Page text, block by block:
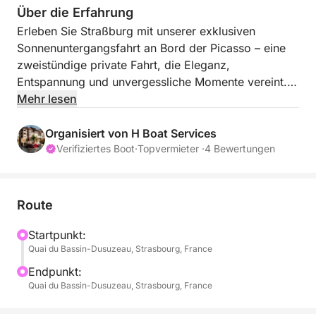
Über die Erfahrung
Erleben Sie Straßburg mit unserer exklusiven
Sonnenuntergangsfahrt an Bord der Picasso – eine
zweistündige private Fahrt, die Eleganz,
Entspannung und unvergessliche Momente vereint.
Sie Straßburg in seinem schönsten Licht, in
exklusiver und intimer Atmosphäre.
• Den überdachten Brücken und dem Vauban-
Staudamm
• Den historischen Kais und der St.-Pauls-Kirche
• Dem Europäischen Parlament und anderen
Mehr lesen
Organisiert von H Boat Services
Verifiziertes Boot·Topvermieter ·4 Bewertungen
Route
Startpunkt:
Quai du Bassin-Dusuzeau, Strasbourg, France
Endpunkt:
Quai du Bassin-Dusuzeau, Strasbourg, France